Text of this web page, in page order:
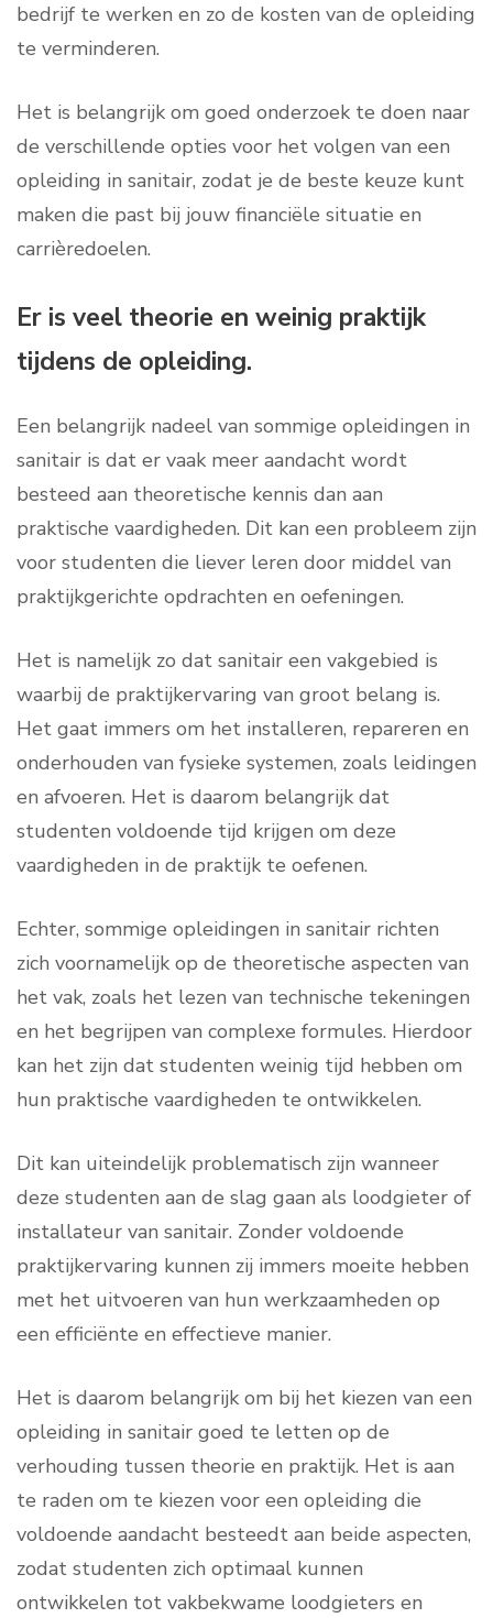
bedrijf te werken en zo de kosten van de opleiding
te verminderen.
Het is belangrijk om goed onderzoek te doen naar
de verschillende opties voor het volgen van een
opleiding in sanitair, zodat je de beste keuze kunt
maken die past bij jouw financiële situatie en
carrièredoelen.
Er is veel theorie en weinig praktijk
tijdens de opleiding.
Een belangrijk nadeel van sommige opleidingen in
sanitair is dat er vaak meer aandacht wordt
besteed aan theoretische kennis dan aan
praktische vaardigheden. Dit kan een probleem zijn
voor studenten die liever leren door middel van
praktijkgerichte opdrachten en oefeningen.
Het is namelijk zo dat sanitair een vakgebied is
waarbij de praktijkervaring van groot belang is.
Het gaat immers om het installeren, repareren en
onderhouden van fysieke systemen, zoals leidingen
en afvoeren. Het is daarom belangrijk dat
studenten voldoende tijd krijgen om deze
vaardigheden in de praktijk te oefenen.
Echter, sommige opleidingen in sanitair richten
zich voornamelijk op de theoretische aspecten van
het vak, zoals het lezen van technische tekeningen
en het begrijpen van complexe formules. Hierdoor
kan het zijn dat studenten weinig tijd hebben om
hun praktische vaardigheden te ontwikkelen.
Dit kan uiteindelijk problematisch zijn wanneer
deze studenten aan de slag gaan als loodgieter of
installateur van sanitair. Zonder voldoende
praktijkervaring kunnen zij immers moeite hebben
met het uitvoeren van hun werkzaamheden op
een efficiënte en effectieve manier.
Het is daarom belangrijk om bij het kiezen van een
opleiding in sanitair goed te letten op de
verhouding tussen theorie en praktijk. Het is aan
te raden om te kiezen voor een opleiding die
voldoende aandacht besteedt aan beide aspecten,
zodat studenten zich optimaal kunnen
ontwikkelen tot vakbekwame loodgieters en